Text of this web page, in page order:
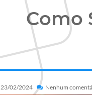
Como
23/02/2024 Nenhum